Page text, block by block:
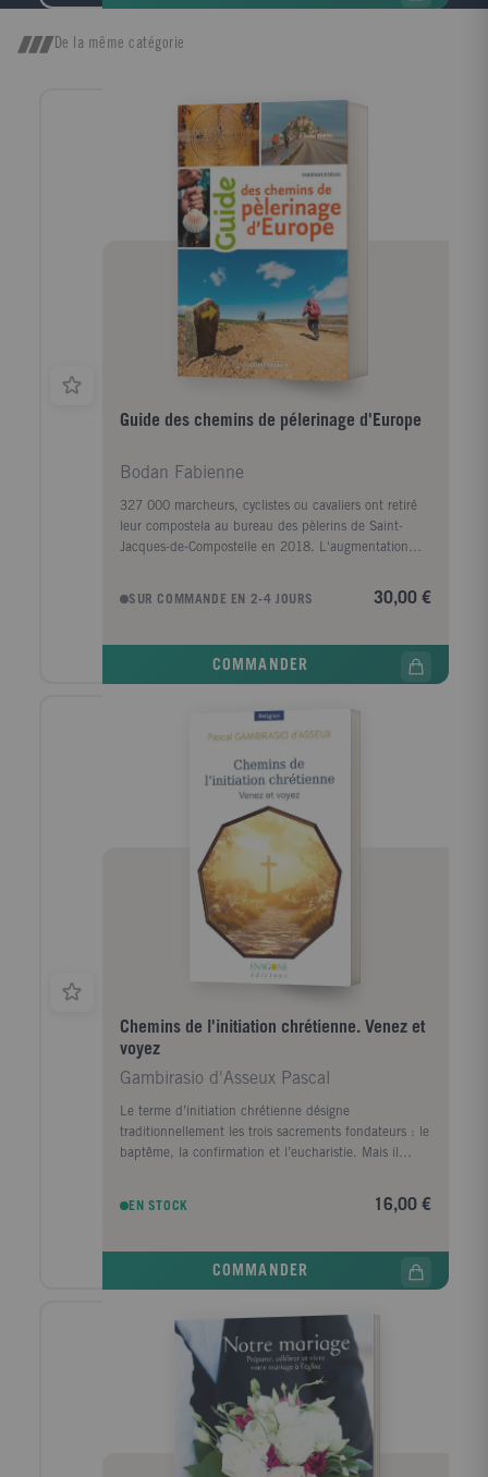
douze étapes, chacune comportant des exercices
De la même catégorie
Guide des chemins de pélerinage d'Europe
Bodan Fabienne
327 000 marcheurs, cyclistes ou cavaliers ont retiré
leur compostela au bureau des pèlerins de Saint-
Jacques-de-Compostelle en 2018. L'augmentation
cap des 200 000 pèlerins était franchi début août,
encore plus tôt que les années précédentes. Portés
émules sur toute la planète. Ils entraînent dans leur
grands saints, des traditions spirituelles, des
sanctuaires de pèlerinage et des sites cérémoniels des
000 km de sentiers en mémoire de l'apôtre Jacques
Le Majeur. Le Guide des chemins de pèlerinage
d'Europe résulte de l'enquête la plus exhaustive à ce
jour sur les itinéraires de randonnée empruntant les
antiques routes de pèlerinage. Vous y découvrirez 800
idées d'aventures pédestres, cyclistes, équestres ou
nautiques dans 28 pays d'Europe. Chaque chemin
est traité sous les angles pratique, historique et sacré.
Des cartes détaillées et des photos vous permettront
de préparer votre voyage.
SUR COMMANDE EN 2-4 JOURS 30,00 €
COMMANDER
Chemins de l'initiation chrétienne. Venez et
voyez
Gambirasio d'Asseux Pascal
Le terme d’initiation chrétienne désigne
traditionnellement les trois sacrements fondateurs : le
baptême, la confirmation et l’eucharistie. Mais il
Royaume de Dieu « qui est au milieu de nous » :
qui signifie « ce qui est intérieur » — ces chemins
Deuxième Personne de la Très Sainte Trinité, à la fois
Chemin et accomplissement.Quelle est la nature
authentique de cette voie d’intériorité ? Comment
peut-elle se comprendre et se vivre dans la fidélité au
Credo et à la vie sacramentelle ...En quoi la
démarche initiatique et l’expérience mystique se
rejoignent-elles dans la tradition chrétienne ...À ces
questions essentielles, ce livre propose des réponses
EN STOCK 16,00 €
COMMANDER